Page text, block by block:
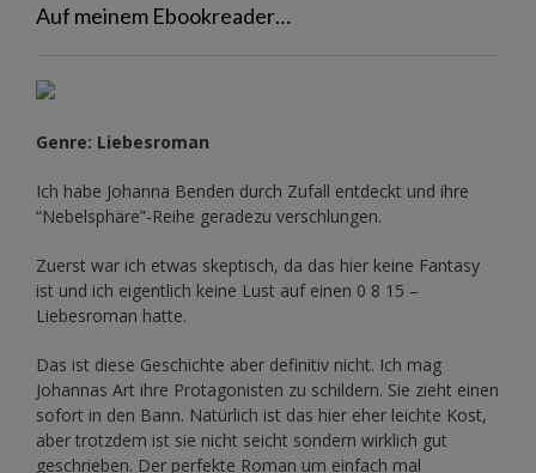
Auf meinem Ebookreader…
Genre: Liebesroman
Ich habe Johanna Benden durch Zufall entdeckt und ihre
“Nebelsphäre”-Reihe geradezu verschlungen.
Zuerst war ich etwas skeptisch, da das hier keine Fantasy
ist und ich eigentlich keine Lust auf einen 0 8 15 –
Liebesroman hatte.
Das ist diese Geschichte aber definitiv nicht. Ich mag
Johannas Art ihre Protagonisten zu schildern. Sie zieht einen
sofort in den Bann. Natürlich ist das hier eher leichte Kost,
aber trotzdem ist sie nicht seicht sondern wirklich gut
geschrieben. Der perfekte Roman um einfach mal